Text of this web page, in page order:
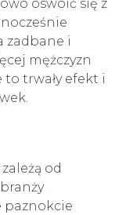
oswoić się z
zadbane i
mężczyzn
to trwały efekt i
od
paznokcie